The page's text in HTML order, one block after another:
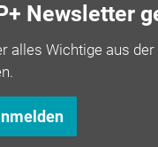
Newsletter
alles Wichtige aus
entdecken
Kraftstoffe
Neue Bio-